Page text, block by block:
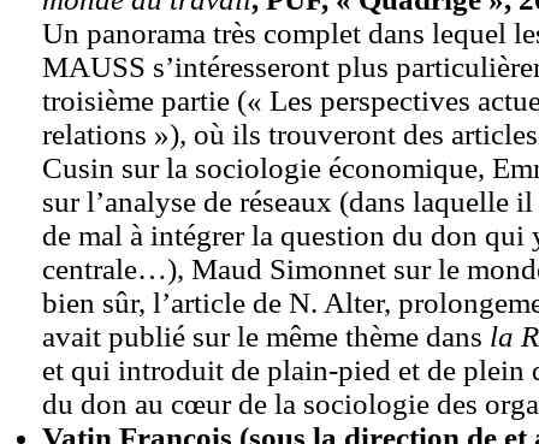
Un panorama très complet dans lequel
MAUSS s’intéresseront plus
troisième partie (« Les perspectives
relations »), où ils trouveront des
Cusin sur la sociologie économique,
sur l’analyse de réseaux (dans laquelle
de mal à intégrer la question du don qui
centrale…), Maud Simonnet sur le
bien sûr, l’article de N. Alter,
avait publié sur le même thème dans la
et qui introduit de plain-pied et de plein
du don au cœur de la sociologie des
Vatin François (sous la direction de et